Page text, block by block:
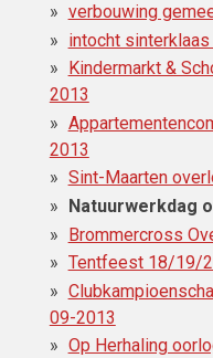
verbouwing
intocht
Kindermarkt &
2013
2013
Sint-Maarten
Natuurwerkdag
Brommercross
Tentfeest 18/19/
09-2013
Op Herhaling